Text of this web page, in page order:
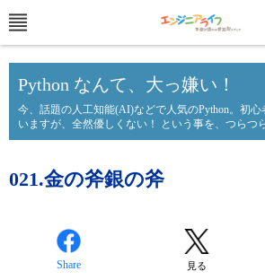
Python なんて、大っ嫌い！
今、話題の人工知能(AI)などで人気のPython。初
いますが、全然優しくない！ という事を、つらつ
021.金の斧銀の斧
Share 見る